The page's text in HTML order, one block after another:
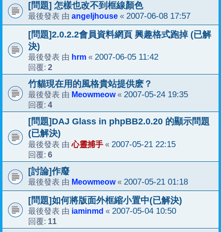
[問題] 怎樣也改不到框線顏色
最後發表 由 angeljhouse « 2007-06-08 17:57
[問題]2.0.2.2會員資料網頁 興趣格式跑掉 (已解
決)
最後發表 由 hrm « 2007-06-05 11:42
回覆: 2
竹貓現在用的風格貴站提供麽？
最後發表 由 Meowmeow« 2007-05-24 19:35
回覆: 4
[問題]DAJ Glass in phpBB2.0.20 的顯示問題
(已解決)
最後發表 由心靈捕手 « 2007-05-21 22:15
回覆: 6
[討論]作廢
最後發表 由 Meowmeow« 2007-05-21 01:18
[問題]如何將版面外框縮小置中(已解決)
最後發表 由 iaminmd « 2007-05-04 10:50
回覆: 11